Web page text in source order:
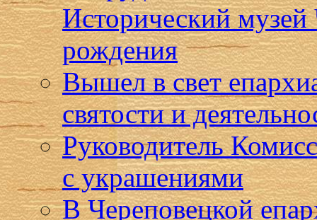
Исторический
рождения
Вышел в свет
святости и
Руководитель
с украшениями
В Череповецкой